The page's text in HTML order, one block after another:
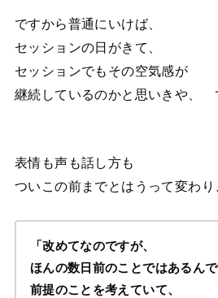
ですから普通にいけば、
セッションの日がきて、
セッションでもその空気感が
継続しているのかと思いきや、
表情も声も話し方も
ついこの前までとはうって変わり
「改めてなのですが、
ほんの数日前のことではあるんで
前提のことを考えていて、